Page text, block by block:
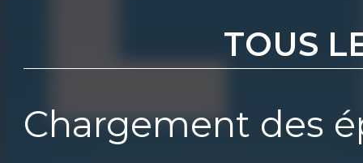
TOUS
Chargement des